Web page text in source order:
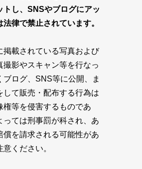
トし、SNSやブログにアッ
法律で禁止されています。
掲載されている写真および
撮影やスキャン等を行なっ
ブログ、SNS等に公開、ま
して販売・配布する行為は
権等を侵害するものであ
っては刑事罰が科され、あ
償を請求される可能性があ
ください。